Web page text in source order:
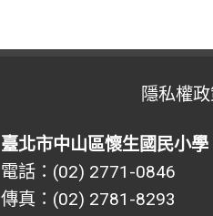
隱私權
臺北市中山區懷生國民小學
電話：(02) 2771-0846
傳真：(02) 2781-8293